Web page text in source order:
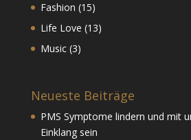
Fashion (15)
Life Love (13)
Music(3)
Neueste Beiträge
PMS Symptome lindern und mit
Einklang sein